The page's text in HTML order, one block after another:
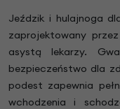
Jeździk i hulajnoga
zaprojektowany
asystą lekarzy.
bezpieczeństwo dla
podest zapewnia
wchodzenia i